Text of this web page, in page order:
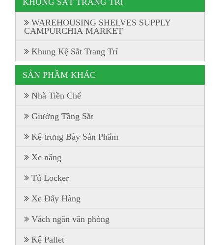
KHUNG SẮT TRANG TRÍ
WAREHOUSING SHELVES SUPPLY
CAMPURCHIA MARKET
Khung Kệ Sắt Trang Trí
SẢN PHẦM KHÁC
Nhà Tiền Chế
Giường Tầng Sắt
Kệ trưng Bày Sản Phẩm
Xe nâng
Tủ Locker
Xe Đẩy Hàng
Vách ngăn văn phòng
Kệ Pallet